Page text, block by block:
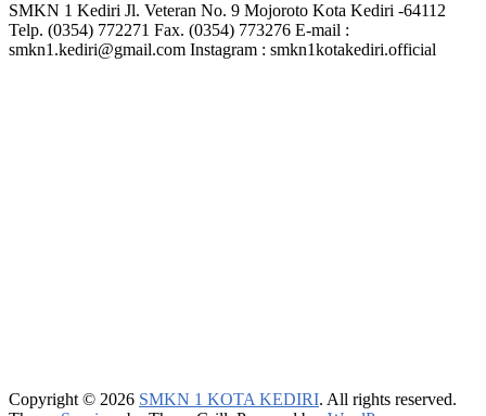
SMKN 1 Kediri Jl. Veteran No. 9 Mojoroto Kota Kediri -64112
Telp. (0354) 772271 Fax. (0354) 773276 E-mail :
smkn1.kediri@gmail.com Instagram : smkn1kotakediri.official
Copyright © 2026 SMKN 1 KOTA KEDIRI. All rights reserved.